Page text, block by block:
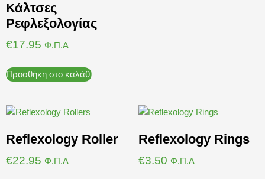
Κάλτσες
Ρεφλεξολογίας
€17.95 Φ.Π.Α
Προσθήκη στο καλάθι
Reflexology Roller
€22.95 Φ.Π.Α
Reflexology Rings
€3.50 Φ.Π.Α